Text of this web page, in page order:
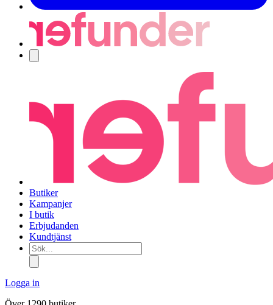
Butiker
Kampanjer
I butik
Erbjudanden
Kundtjänst
Sök...
Logga in